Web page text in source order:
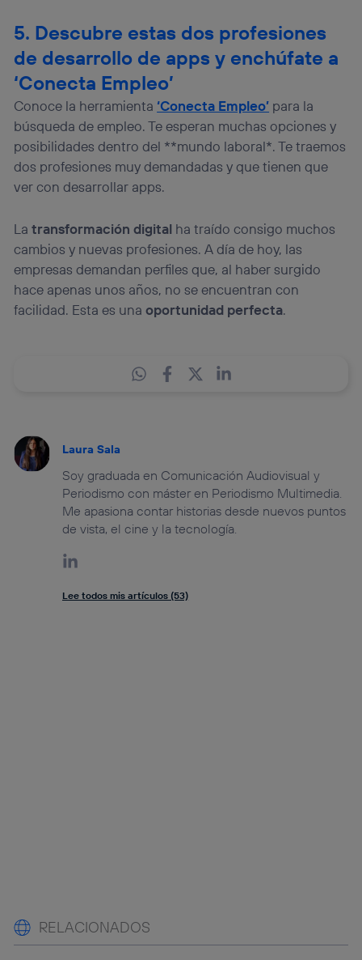
5. Descubre estas dos profesiones
de desarrollo de apps y enchúfate a
‘Conecta Empleo’
Conoce la herramienta‘Conecta Empleo’ para la
búsqueda de empleo. Te esperan muchas opciones y
posibilidades dentro del **mundo laboral*. Te traemos
dos profesiones muy demandadas y que tienen que
ver con desarrollar apps.
Latransformación digital ha traído consigo muchos
cambios y nuevas profesiones. A día de hoy, las
empresas demandan perfiles que, al haber surgido
hace apenas unos años, no se encuentran con
facilidad. Esta es unaoportunidad perfecta.
Laura Sala
Soy graduada en Comunicación Audiovisual y
Periodismo con máster en Periodismo Multimedia.
Me apasiona contar historias desde nuevos puntos
de vista, el cine y la tecnología.
Lee todos mis artículos (53)
RELACIONADOS